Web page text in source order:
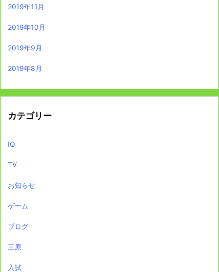
2019年11月
2019年10月
2019年9月
2019年8月
カテゴリー
IQ
TV
お知らせ
ゲーム
ブログ
三原
入試